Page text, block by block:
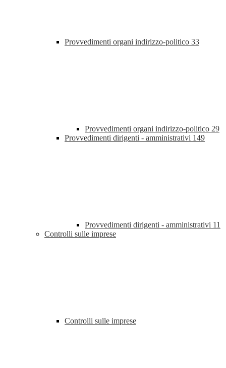
Provvedimenti organi indirizzo-politico 33
Provvedimenti organi indirizzo-politico 29
Provvedimenti dirigenti - amministrativi 149
Provvedimenti dirigenti - amministrativi 11
Controlli sulle imprese
Controlli sulle imprese